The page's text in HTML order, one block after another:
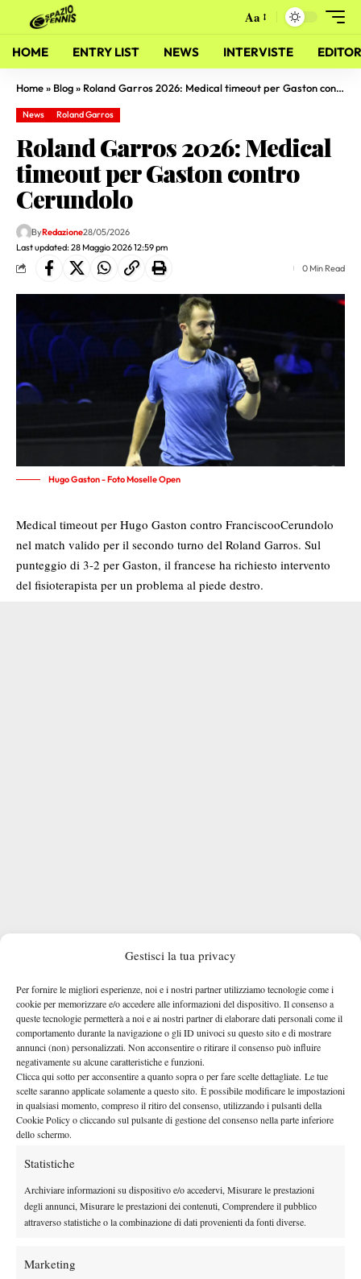
Gestisci la tua privacy
Per fornire le migliori esperienze, noi e i nostri partner utilizziamo tecnologie come i
cookie per memorizzare e/o accedere alle informazioni del dispositivo. Il consenso a
queste tecnologie permetterà a noi e ai nostri partner di elaborare dati personali come il
comportamento durante la navigazione o gli ID univoci su questo sito e di mostrare
annunci (non) personalizzati. Non acconsentire o ritirare il consenso può influire
negativamente su alcune caratteristiche e funzioni.
Clicca qui sotto per acconsentire a quanto sopra o per fare scelte dettagliate. Le tue
scelte saranno applicate solamente a questo sito. È possibile modificare le impostazioni
in qualsiasi momento, compreso il ritiro del consenso, utilizzando i pulsanti della
Cookie Policy o cliccando sul pulsante di gestione del consenso nella parte inferiore
dello schermo.
Statistiche
Archiviare informazioni su dispositivo e/o accedervi, Misurare le prestazioni
degli annunci, Misurare le prestazioni dei contenuti, Comprendere il pubblico
attraverso statistiche o la combinazione di dati provenienti da fonti diverse.
Marketing
Aa
HOME ENTRY LIST NEWS INTERVISTE
Home» Blog» Roland Garros 2026: Medical timeout per Gaston contro Cerundolo
News Roland Garros
Roland Garros 2026: Medical
timeout per Gaston contro
Cerundolo
Last updated: 28 Maggio 2026 12:59 pm
ByRedazione28/05/2026
0 Min Read
Hugo Gaston - Foto Moselle Open
Medical timeout per Hugo Gaston contro FranciscooCerundolo
nel match valido per il secondo turno del Roland Garros. Sul
punteggio di 3-2 per Gaston, il francese ha richiesto intervento
del fisioterapista per un problema al piede destro.
DI TENDENZA
News
Masters 1000 Montreal 2026: programma,
Masters 1000 Montreal 2026: Darderi
rimonta Shang e vola agli ottavi